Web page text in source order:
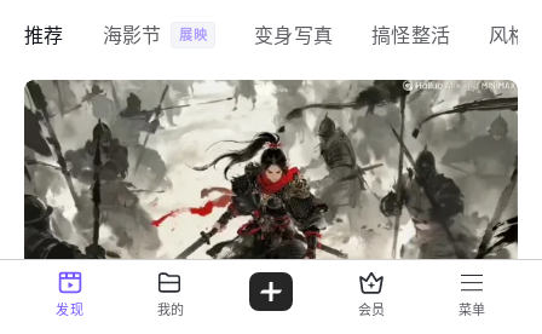
推荐 海影节 展映 变身写真 搞怪整活 风格
发现 我的 会员 菜单